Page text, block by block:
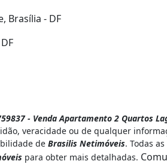
Brasília - DF
- Venda Apartamento 2 Quartos
veracidade ou de qualquer
de Brasilis Netimóveis. Todas
para obter mais detalhadas.